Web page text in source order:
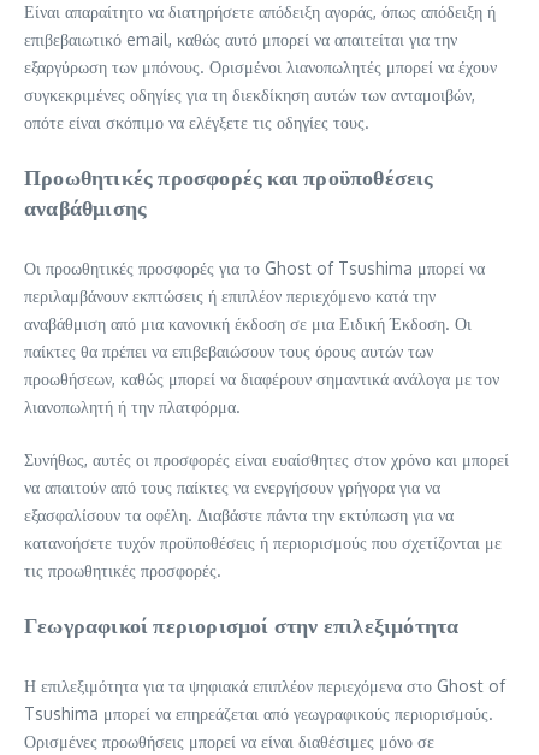
Είναι απαραίτητο να διατηρήσετε απόδειξη αγοράς, όπως απόδειξη ή
επιβεβαιωτικό email, καθώς αυτό μπορεί να απαιτείται για την
εξαργύρωση των μπόνους. Ορισμένοι λιανοπωλητές μπορεί να έχουν
συγκεκριμένες οδηγίες για τη διεκδίκηση αυτών των ανταμοιβών,
οπότε είναι σκόπιμο να ελέγξετε τις οδηγίες τους.
Προωθητικές προσφορές και προϋποθέσεις
αναβάθμισης
Οι προωθητικές προσφορές για το Ghost of Tsushima μπορεί να
περιλαμβάνουν εκπτώσεις ή επιπλέον περιεχόμενο κατά την
αναβάθμιση από μια κανονική έκδοση σε μια Ειδική Έκδοση. Οι
παίκτες θα πρέπει να επιβεβαιώσουν τους όρους αυτών των
προωθήσεων, καθώς μπορεί να διαφέρουν σημαντικά ανάλογα με τον
λιανοπωλητή ή την πλατφόρμα.
Συνήθως, αυτές οι προσφορές είναι ευαίσθητες στον χρόνο και μπορεί
να απαιτούν από τους παίκτες να ενεργήσουν γρήγορα για να
εξασφαλίσουν τα οφέλη. Διαβάστε πάντα την εκτύπωση για να
κατανοήσετε τυχόν προϋποθέσεις ή περιορισμούς που σχετίζονται με
τις προωθητικές προσφορές.
Γεωγραφικοί περιορισμοί στην επιλεξιμότητα
Η επιλεξιμότητα για τα ψηφιακά επιπλέον περιεχόμενα στο Ghost of
Tsushima μπορεί να επηρεάζεται από γεωγραφικούς περιορισμούς.
Ορισμένες προωθήσεις μπορεί να είναι διαθέσιμες μόνο σε